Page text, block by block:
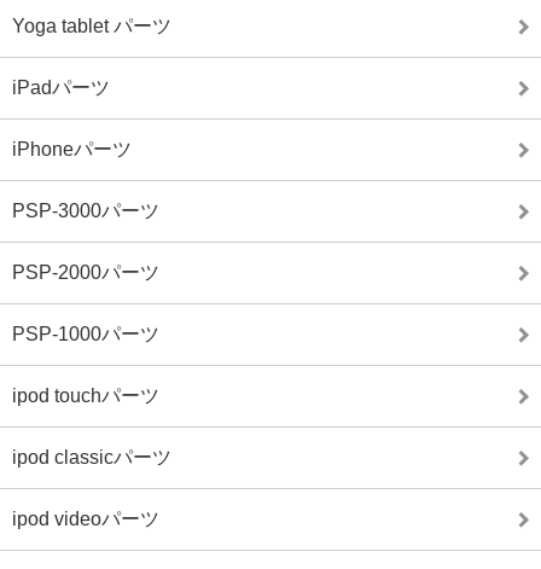
Yoga tablet パーツ
iPadパーツ
iPhoneパーツ
PSP-3000パーツ
PSP-2000パーツ
PSP-1000パーツ
ipod touchパーツ
ipod classicパーツ
ipod videoパーツ